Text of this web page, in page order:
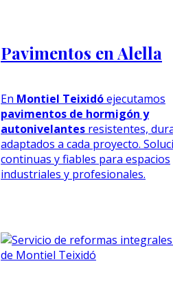
Pavimentos en Alella
En Montiel Teixidóejecutamos
pavimentos de hormigón y
autonivelantes resistentes,
adaptados a cada proyecto.
continuas y fiables para espacios
industriales y profesionales.